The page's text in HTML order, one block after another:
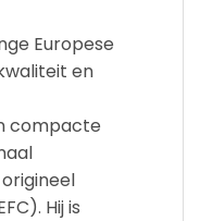
Europese
en
compacte
Hij is